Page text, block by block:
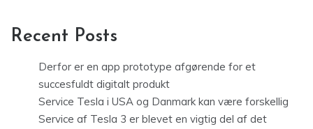
Recent Posts
Derfor er en app prototype afgørende for et
succesfuldt digitalt produkt
Service Tesla i USA og Danmark kan være forskellig
Service af Tesla 3 er blevet en vigtig del af det